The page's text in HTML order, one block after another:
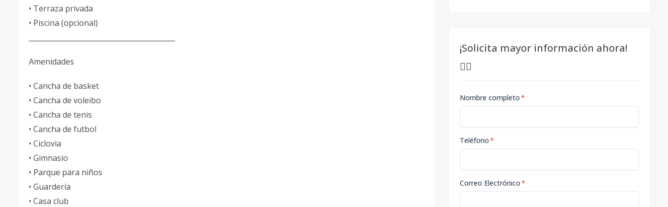
• Terraza privada
• Piscina (opcional)
Amenidades
• Cancha de basket
• Cancha de voleibo
• Cancha de tenis
• Cancha de futbol
• Ciclovia
• Gimnasio
• Parque para niños
• Guardería
• Casa club
¡Solicita mayor información ahora!
👇🏽
Nombre completo*
Teléfono*
Correo Electrónico*